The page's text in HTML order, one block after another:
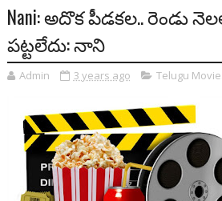
Nani: అదొక పీడ‌క‌ల‌.. రెండు
ప‌ట్ట‌లేదు: నాని
Admin 3 years ago Telugu